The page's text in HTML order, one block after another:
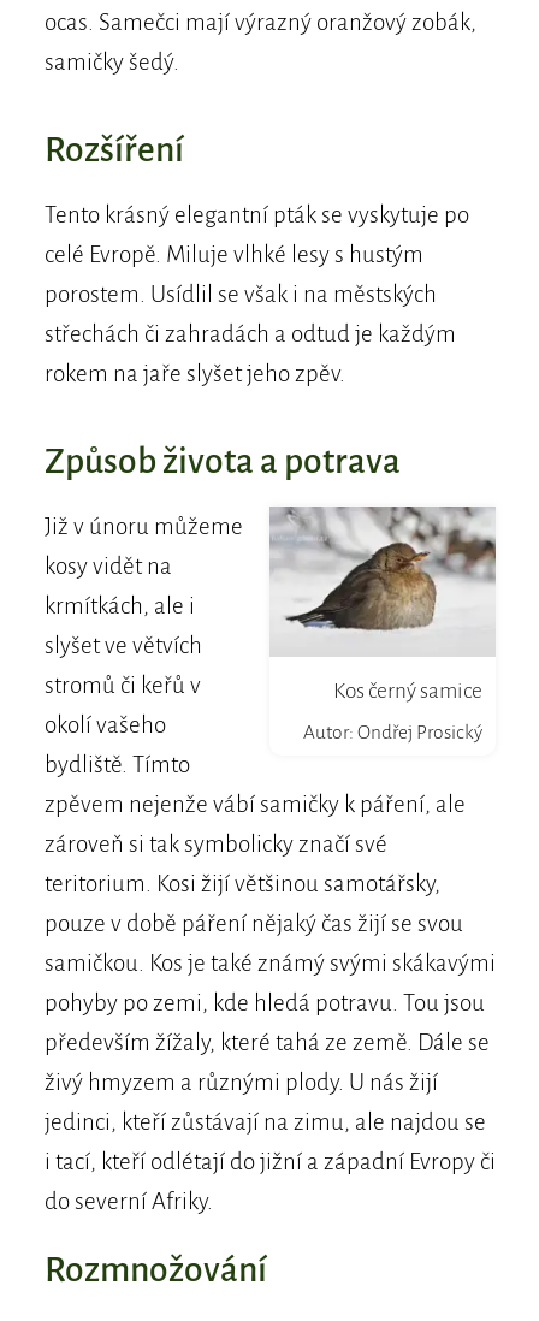
ocas. Samečci mají výrazný oranžový zobák,
samičky šedý.
Rozšíření
Tento krásný elegantní pták se vyskytuje po
celé Evropě. Miluje vlhké lesy s hustým
porostem. Usídlil se však i na městských
střechách či zahradách a odtud je každým
rokem na jaře slyšet jeho zpěv.
Způsob života a potrava
Kos černý samice
Autor: Ondřej Prosický
Již v únoru můžeme
kosy vidět na
krmítkách, ale i
slyšet ve větvích
stromů či keřů v
okolí vašeho
bydliště. Tímto
zpěvem nejenže vábí samičky k páření, ale
zároveň si tak symbolicky značí své
teritorium. Kosi žijí většinou samotářsky,
pouze v době páření nějaký čas žijí se svou
samičkou. Kos je také známý svými skákavými
pohyby po zemi, kde hledá potravu. Tou jsou
především žížaly, které tahá ze země. Dále se
živý hmyzem a různými plody. U nás žijí
jedinci, kteří zůstávají na zimu, ale najdou se
i tací, kteří odlétají do jižní a západní Evropy či
do severní Afriky.
Rozmnožování